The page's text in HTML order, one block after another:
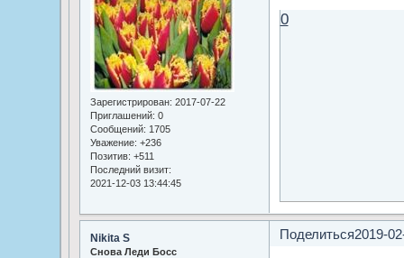
Зарегистрирован: 2017-07-22
Приглашений: 0
Сообщений: 1705
Уважение: +236
Позитив: +511
Последний визит:
2021-12-03 13:44:45
0
Поделиться2019-
Nikita S
Снова Леди Босс